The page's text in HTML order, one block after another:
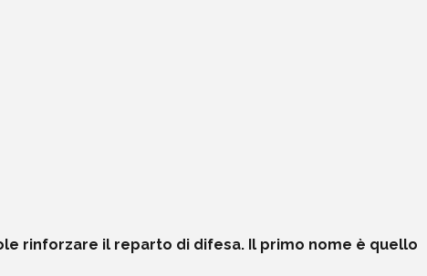
rinforzare il reparto di difesa. Il primo nome è quello